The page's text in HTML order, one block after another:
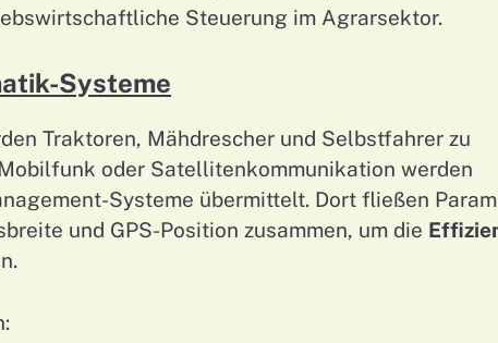
Steuerung im Agrarsektor.
Systeme
Traktoren, Mähdrescher und Selbstfahrer zu
oder Satellitenkommunikation werden
Systeme übermittelt. Dort fließen
und GPS-Position zusammen, um die